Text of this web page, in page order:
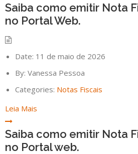
Saiba como emitir Nota
no Portal Web.
Date: 11 de maio de 2026
By: Vanessa Pessoa
Categories: Notas Fiscais
Leia Mais
Saiba como emitir Nota
no Portal web.